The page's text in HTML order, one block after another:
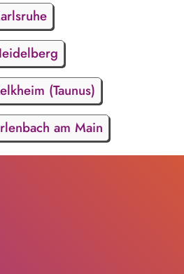
(Taunus)
am Main